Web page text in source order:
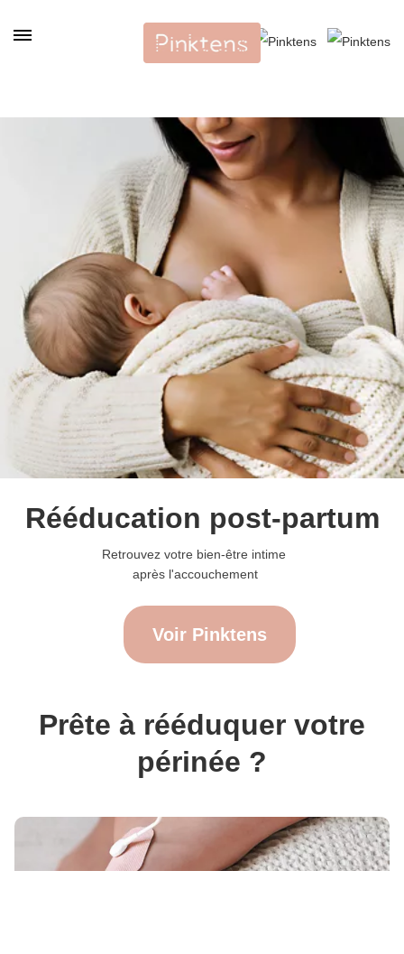
Rééducation post-partum
Retrouvez votre bien-être intime
après l'accouchement
Voir Pinktens
Prête à rééduquer votre
périnée ?